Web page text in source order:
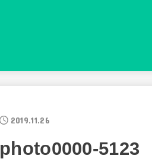
2019.11.26
photo0000-5123